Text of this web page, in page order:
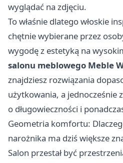
wyglądać na zdjęciu.
To właśnie dlatego włoskie
chętnie wybierane przez
wygodę z estetyką na
salonu meblowego Meble
znajdziesz rozwiązania
użytkowania, a jednocześnie
o długowieczności i
Geometria komfortu:
narożnika ma dziś większe
Salon przestał być